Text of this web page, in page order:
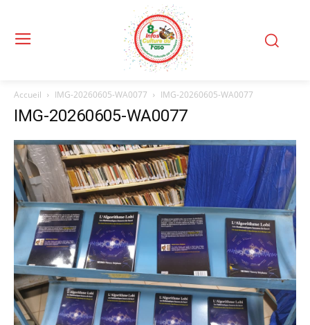
Accueil IMG-20260605-WA0077 IMG-20260605-WA0077
IMG-20260605-WA0077